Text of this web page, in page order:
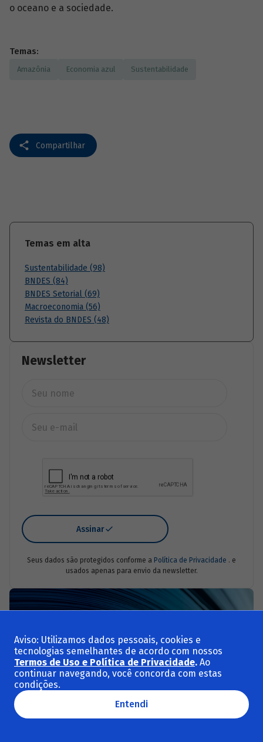
o oceano e a sociedade.
Temas:
Amazônia Economia azul Sustentabilidade
Compartilhar
Temas em alta
Sustentabilidade (98)
BNDES (84)
BNDES Setorial (69)
Macroeconomia (56)
Revista do BNDES (48)
Newsletter
Assinar
Seus dados são protegidos conforme a Política de Privacidade . e
usados apenas para envio da newsletter.
Aviso: Utilizamos dados pessoais, cookies e
tecnologias semelhantes de acordo com nossos
Termos de Uso e Política de Privacidade. Ao
continuar navegando, você concorda com estas
condições.
Entendi